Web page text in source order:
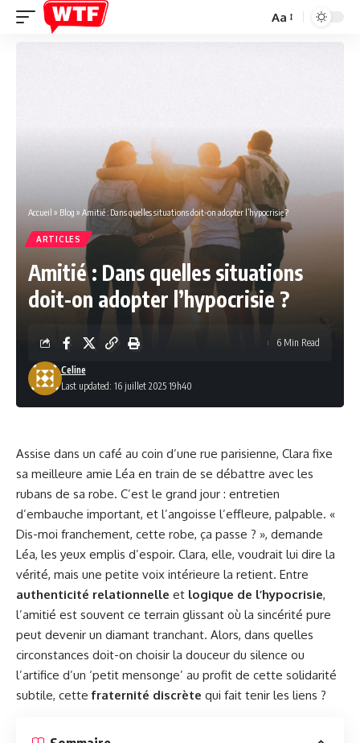
Font
Aa
Accueil » Blog » Amitié : Dans quelles situations doit-on adopter l’hypocrisie ?
ARTICLES
Amitié : Dans quelles situations
doit-on adopter l’hypocrisie ?
Last updated: 16 juillet 2025 19h40
Celine
6 Min Read
Assise dans un café au coin d’une rue parisienne, Clara fixe
sa meilleure amie Léa en train de se débattre avec les
rubans de sa robe. C’est le grand jour : entretien
d’embauche important, et l’angoisse l’effleure, palpable. «
Dis-moi franchement, cette robe, ça passe ? », demande
Léa, les yeux emplis d’espoir. Clara, elle, voudrait lui dire la
vérité, mais une petite voix intérieure la retient. Entre
authenticité relationnelle et logique de l’hypocrisie,
l’amitié est souvent ce terrain glissant où la sincérité pure
peut devenir un diamant tranchant. Alors, dans quelles
circonstances doit-on choisir la douceur du silence ou
l’artifice d’un ‘petit mensonge’ au profit de cette solidarité
subtile, cettefraternité discrète qui fait tenir les liens ?